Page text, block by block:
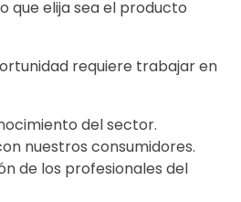
que elija sea el producto
requiere trabajar en
del sector.
nuestros consumidores.
de los profesionales del